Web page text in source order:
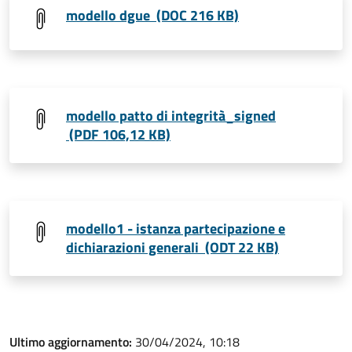
modello dgue (DOC 216 KB)
modello patto di integrità_signed
(PDF 106,12 KB)
modello1 - istanza partecipazione e
dichiarazioni generali (ODT 22 KB)
Ultimo aggiornamento: 30/04/2024, 10:18